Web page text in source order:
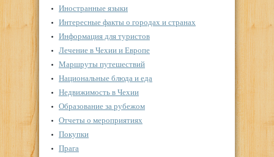
Иностранные языки
Интересные факты о городах и странах
Информация для туристов
Лечение в Чехии и Европе
Маршруты путешествий
Национальные блюда и еда
Недвижимость в Чехии
Образование за рубежом
Отчеты о мероприятиях
Покупки
Прага